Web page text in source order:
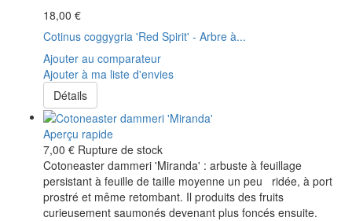
18,00 €
Cotinus coggygria 'Red Spirit' - Arbre à...
Ajouter au comparateur
Ajouter à ma liste d'envies
Détails
Aperçu rapide
7,00 € Rupture de stock
Cotoneaster dammeri 'Miranda' : arbuste à feuillage
persistant à feuille de taille moyenne un peu ridée, à port
prostré et même retombant. Il produits des fruits
curieusement saumonés devenant plus foncés ensuite.